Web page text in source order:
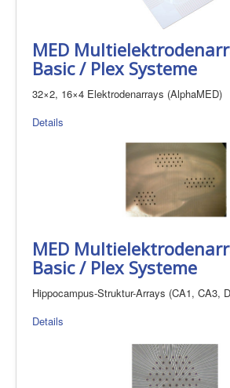
MED
Basic / Plex Systeme
32×2, 16×4 Elektrodenarrays (AlphaMED)
Details
MED
Basic / Plex Systeme
Hippocampus-Struktur-Arrays (CA1, CA3,
Details